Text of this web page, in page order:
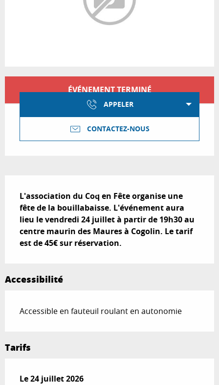
Ouverture et coordonnées
ÉVÉNEMENT TERMINÉ
APPELER
CONTACTEZ-NOUS
L'association du Coq en Fête organise une
fête de la bouillabaisse. L'événement aura
lieu le vendredi 24 juillet à partir de 19h30 au
centre maurin des Maures à Cogolin. Le tarif
est de 45€ sur réservation.
Accessibilité
Accessible en fauteuil roulant en autonomie
Tarifs
Le24 juillet 2026
Le24 juillet 2026